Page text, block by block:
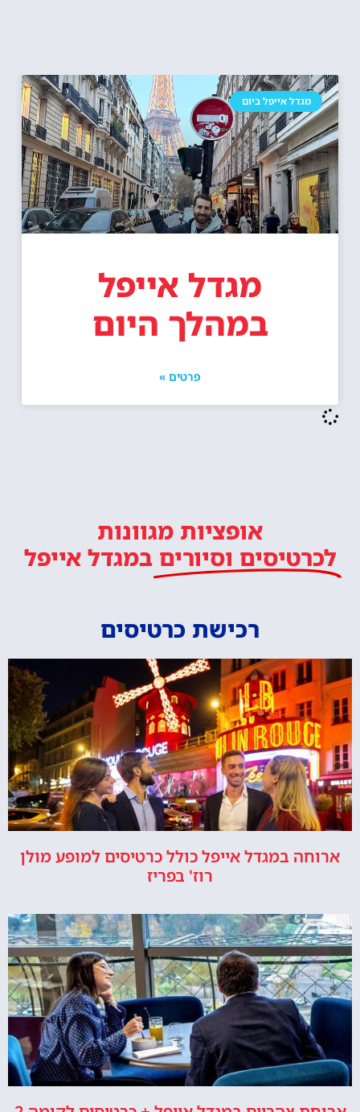
מגדל אייפל ביום
מגדל אייפל
במהלך היום
פרטים »
אופציות מגוונות
לכרטיסים וסיורים במגדל אייפל
רכישת כרטיסים
ארוחה במגדל אייפל כולל כרטיסים למופע מולן
רוז' בפריז